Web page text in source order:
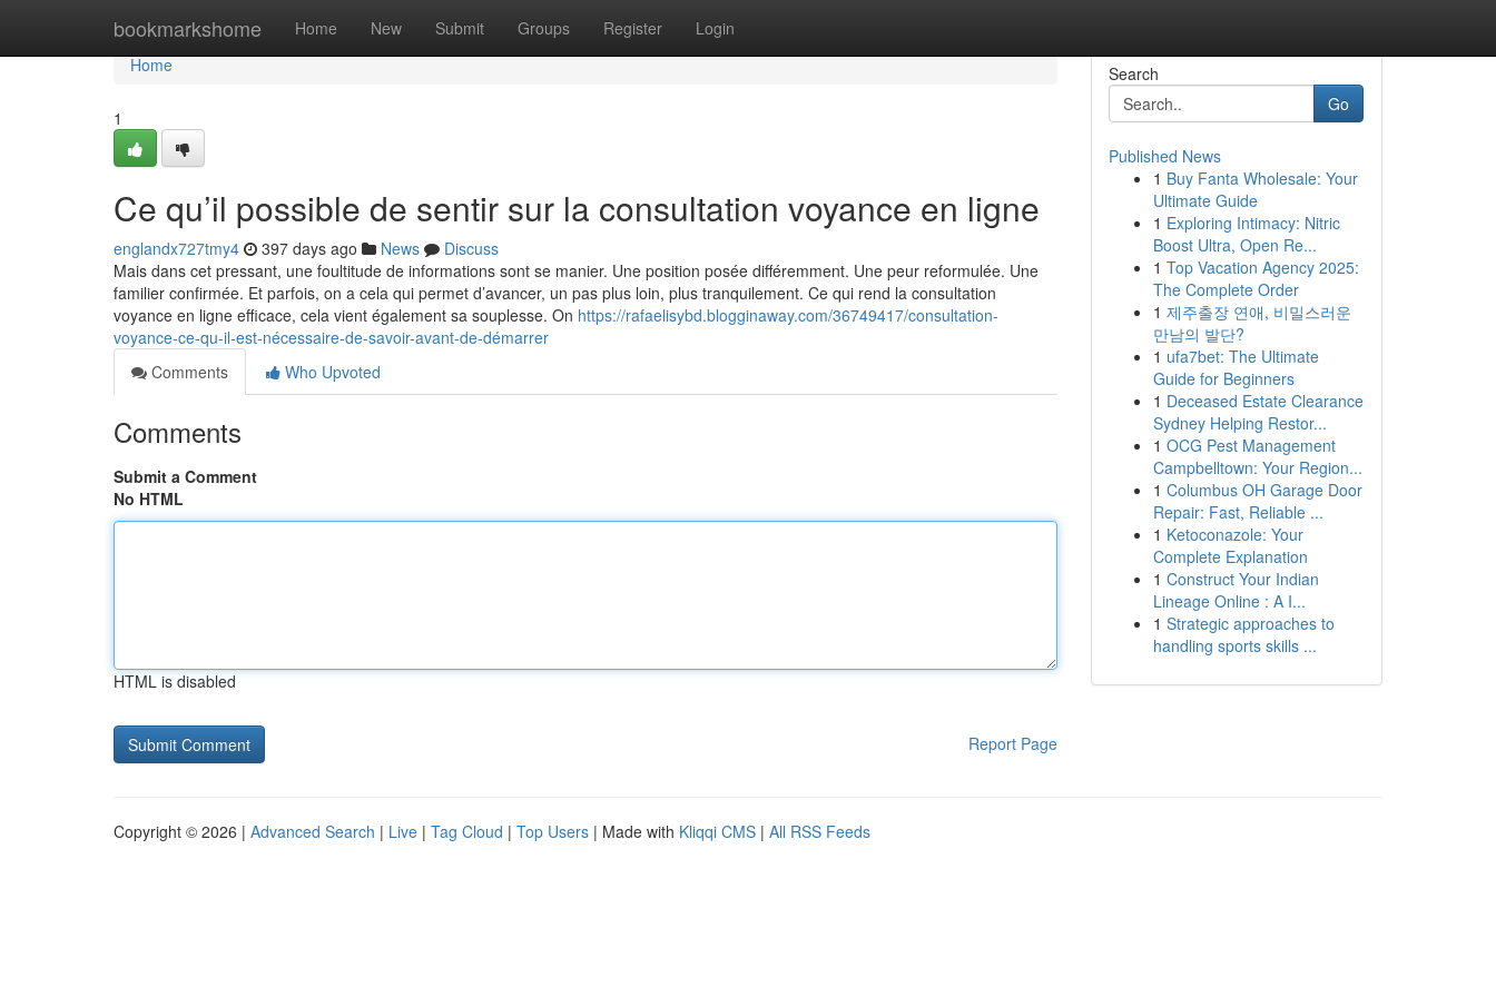
bookmarkshome Home New Submit Groups Register Login
Home
Home
1
Ce qu’il possible de sentir sur la consultation voyance en ligne
englandx727tmy4 397 days ago News
Discuss
Mais dans cet pressant, une foultitude de informations sont se manier. Une position posée différemment. Une peur reformulée. Une
familier confirmée. Et parfois, on a cela qui permet d’avancer, un pas plus loin, plus tranquilement. Ce qui rend la consultation
voyance en ligne efficace, cela vient également sa souplesse. On https://rafaelisybd.blogginaway.com/36749417/consultation-
voyance-ce-qu-il-est-nécessaire-de-savoir-avant-de-démarrer
Comments
Who Upvoted
Comments
Submit a Comment
No HTML
HTML is disabled
Report Page
Search
Go
Published News
1 Buy Fanta Wholesale: Your
Ultimate Guide
1 Exploring Intimacy: Nitric
Boost Ultra, Open Re...
1 Top Vacation Agency 2025:
The Complete Order
1 제주출장 연애, 비밀스러운
만남의 발단?
1 ufa7bet: The Ultimate
Guide for Beginners
1 Deceased Estate Clearance
Sydney Helping Restor...
1 OCG Pest Management
Campbelltown: Your Region...
1 Columbus OH Garage Door
Repair: Fast, Reliable ...
1 Ketoconazole: Your
Complete Explanation
1 Construct Your Indian
Lineage Online : A I...
1 Strategic approaches to
handling sports skills ...
Copyright © 2026 | Advanced Search | Live | Tag Cloud | Top Users | Made with Kliqqi CMS | All RSS Feeds